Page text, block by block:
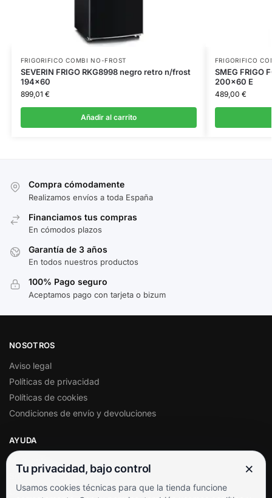
FRIGORIFICO COMBI NO-FROST
SEVERIN FRIGO RKG8998 negro retro n/frost
194×60
899,01 €
Añadir al carrito
FRIGORIFICO
SMEG FRIGO
200×60 E
489,00 €
Compra cómodamente
Realizamos envíos a toda España
Financiamos tus compras
En cómodos plazos
Garantía de 3 años
En todos nuestros productos
100% Pago seguro
Aceptamos pago con tarjeta o bizum
NOSOTROS
Aviso legal
Políticas de privacidad
Políticas de cookies
Condiciones de envío y devoluciones
AYUDA
Soporte al cliente
Contacto
Tu privacidad, bajo control ×
Usamos cookies técnicas para que la tienda funcione